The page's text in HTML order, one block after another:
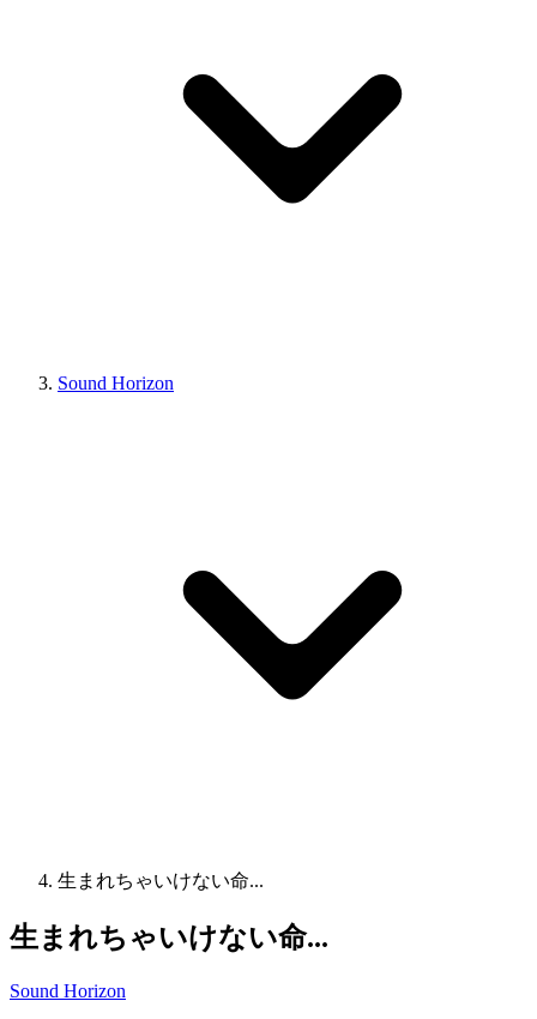
Sound Horizon
生まれちゃいけない命...
生まれちゃいけない命...
Sound Horizon